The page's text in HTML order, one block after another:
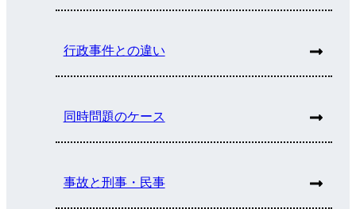
行政事件との違い
同時問題のケース
事故と刑事・民事